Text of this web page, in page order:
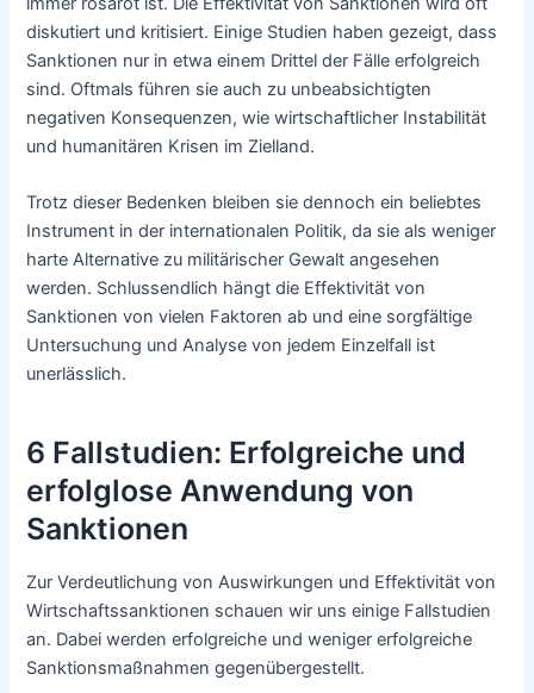
diskutiert und kritisiert. Einige Studien haben gezeigt, dass
Sanktionen nur in etwa einem Drittel der Fälle erfolgreich
sind. Oftmals führen sie auch zu unbeabsichtigten
negativen Konsequenzen, wie wirtschaftlicher Instabilität
und humanitären Krisen im Zielland.
Trotz dieser Bedenken bleiben sie dennoch ein beliebtes
Instrument in der internationalen Politik, da sie als weniger
harte Alternative zu militärischer Gewalt angesehen
werden. Schlussendlich hängt die Effektivität von
Sanktionen von vielen Faktoren ab und eine sorgfältige
Untersuchung und Analyse von jedem Einzelfall ist
unerlässlich.
6 Fallstudien: Erfolgreiche und
erfolglose Anwendung von
Sanktionen
Zur Verdeutlichung von Auswirkungen und Effektivität von
Wirtschaftssanktionen schauen wir uns einige Fallstudien
an. Dabei werden erfolgreiche und weniger erfolgreiche
Sanktionsmaßnahmen gegenübergestellt.